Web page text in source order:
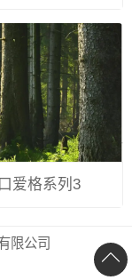
爱格系列3
限公司